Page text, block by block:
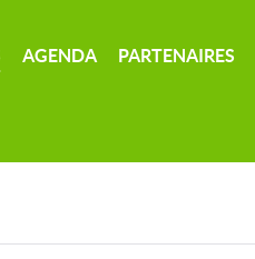
AGENDA PARTENAIRES